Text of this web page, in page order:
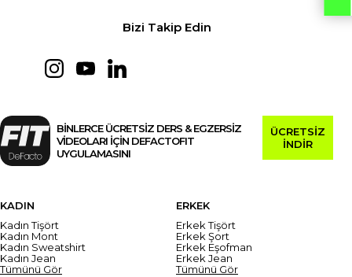
Bizi Takip Edin
BİNLERCE ÜCRETSİZ DERS & EGZERSİZ
VİDEOLARI İÇİN DEFACTOFIT
UYGULAMASINI
ÜCRETSİZ
İNDİR
KADIN
Kadın Tişört
Kadın Mont
Kadın Sweatshirt
Kadın Jean
Tümünü Gör
ERKEK
Erkek Tişört
Erkek Şort
Erkek Eşofman
Erkek Jean
Tümünü Gör